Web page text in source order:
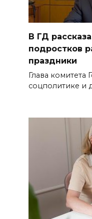
В ГД
подростков
праздники
Глава комитета
соцполитике и